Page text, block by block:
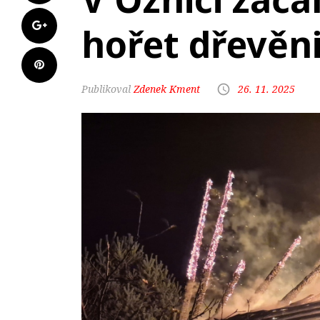
hořet
Zdenek Kment 26. 11. 2025